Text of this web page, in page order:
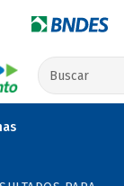
Buscar no site